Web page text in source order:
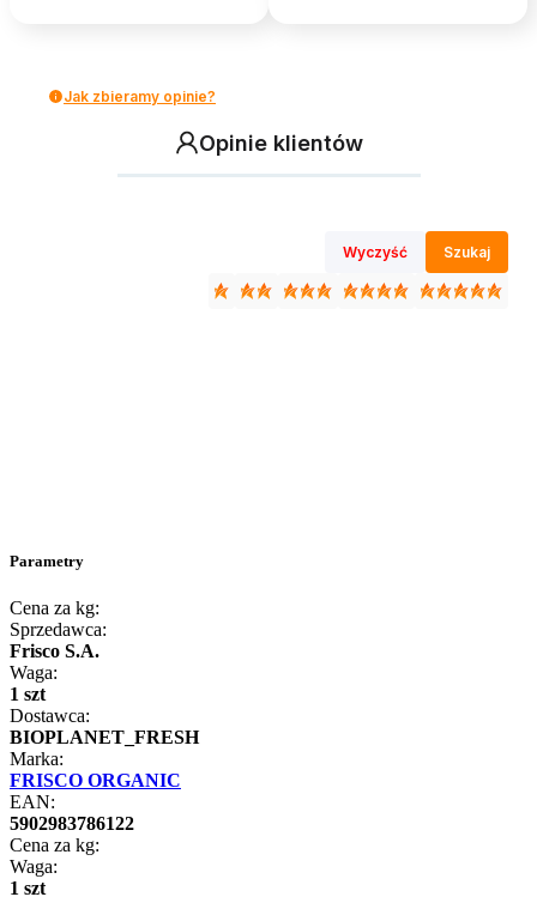
Jak zbieramy opinie?
Opinie klientów
Wyczyść Szukaj
Parametry
Cena za kg:
Sprzedawca:
Frisco S.A.
Waga:
1 szt
Dostawca:
BIOPLANET_FRESH
Marka:
FRISCO ORGANIC
EAN:
5902983786122
Cena za kg:
Waga:
1 szt